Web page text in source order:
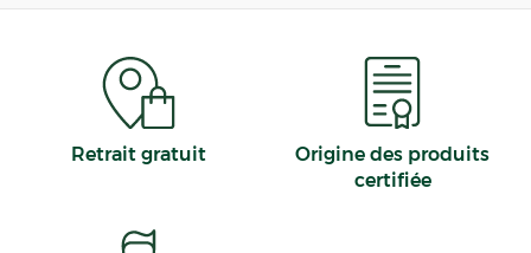
Retrait gratuit
Origine des produits
certifiée